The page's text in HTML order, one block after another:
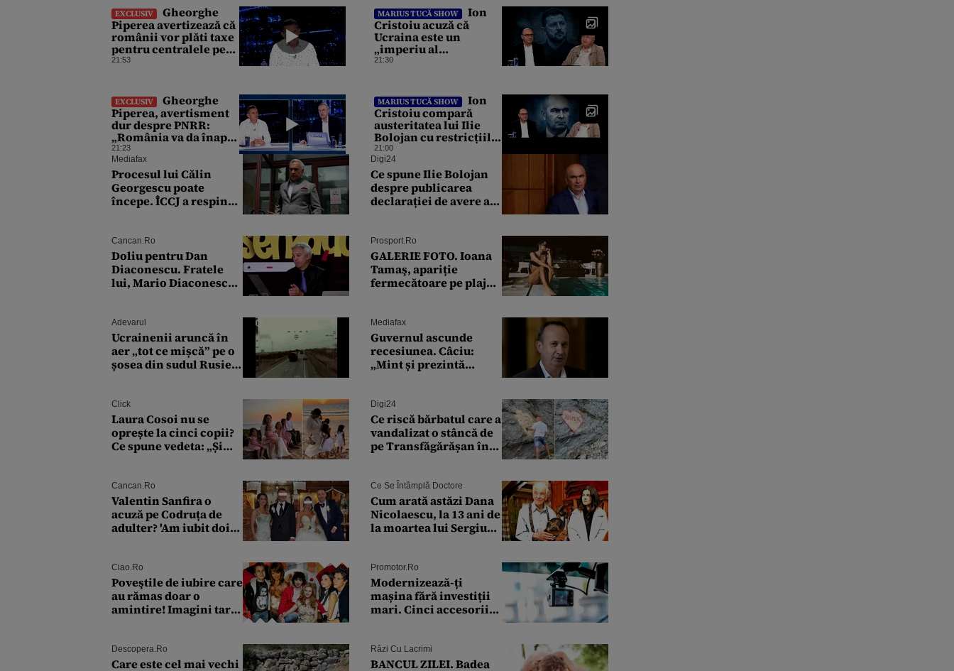
Signal să îl pună „la
respect” pe Trump
incompatibil”
EXCLUSIV
Gheorghe
Piperea avertizează că
românii vor plăti taxe
pentru centralele pe
gaz și sobe sub formă
21:53
MARIUS TUCĂ SHOW
Ion
Cristoiu acuză că
Ucraina este un
„imperiu al
corupției”: „Jumătate
21:30
EXCLUSIV
Gheorghe
Piperea, avertisment
dur despre PNRR:
„România va da înapoi
banii europeni
neinvestiți în energie,
chiar dacă a închis
centralele pe
cărbune”
21:23
MARIUS TUCĂ SHOW
Ion
Cristoiu compară
austeritatea lui Ilie
Bolojan cu restricțiile
lui Ceaușescu: „Am
retrăit vremurile
tinereții”
21:00
Mediafax
Procesul lui Călin
Georgescu poate
începe. ÎCCJ a respins
Digi24
Ce spune Ilie Bolojan
despre publicarea
declarației de avere a
Cancan.ro
Doliu pentru Dan
Diaconescu. Fratele
lui, Mario Diaconescu,
Prosport.ro
GALERIE FOTO. Ioana
Tamaş, apariție
fermecătoare pe plajă!
Adevarul
Ucrainenii aruncă în
aer „tot ce mișcă” pe o
șosea din sudul Rusiei.
Crimeea este controlat
complet
Mediafax
Guvernul ascunde
recesiunea. Câciu:
„Mint și prezintă
Click
Laura Cosoi nu se
oprește la cinci copii?
Ce spune vedeta: „Și
măcar nu mai
discutam”
Digi24
Ce riscă bărbatul care a
vandalizat o stâncă de
pe Transfăgărășan în
Cancan.ro
Valentin Sanfira o
acuză pe Codruța de
adulter? 'Am iubit doi
Ce Se Întâmplă Doctore
Cum arată astăzi Dana
Nicolaescu, la 13 ani de
la moartea lui Sergiu
surprins pe toți
Ciao.ro
Poveştile de iubire care
au rămas doar o
amintire! Imagini tari
Măruţă şi foştii
parteneri
Promotor.ro
Modernizează-ți
mașina fără investiții
mari. Cinci accesorii
Descopera.ro
Care este cel mai vechi
Râzi Cu Lacrimi
BANCUL ZILEI. Badea